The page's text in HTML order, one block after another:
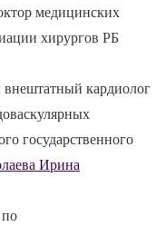
медицинских
хирургов РБ
кардиолог
государственного
Ирина